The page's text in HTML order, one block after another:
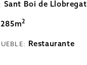
Sant Boi de Llobregat
285m2
Restaurante